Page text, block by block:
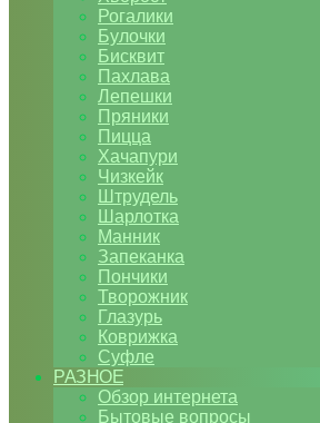
Рогалики
Булочки
Бисквит
Пахлава
Лепешки
Пряники
Пицца
Хачапури
Чизкейк
Штрудель
Шарлотка
Манник
Запеканка
Пончики
Творожник
Глазурь
Коврижка
Суфле
РАЗНОЕ
Обзор интернета
Бытовые вопросы